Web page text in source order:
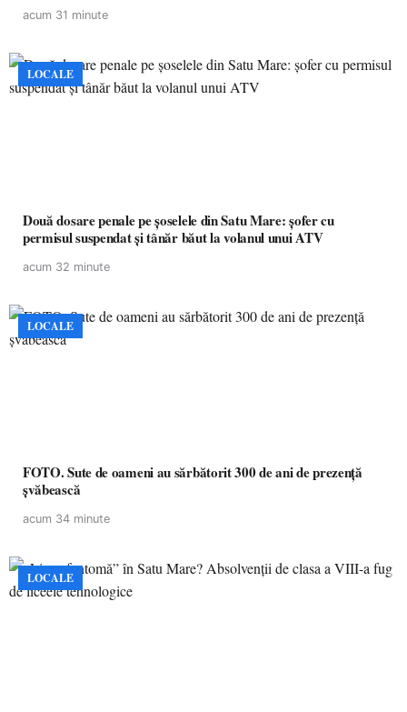
acum 31 minute
LOCALE
Două dosare penale pe șoselele din Satu Mare: șofer cu
permisul suspendat și tânăr băut la volanul unui ATV
acum 32 minute
LOCALE
FOTO. Sute de oameni au sărbătorit 300 de ani de prezență
șvăbească
acum 34 minute
LOCALE